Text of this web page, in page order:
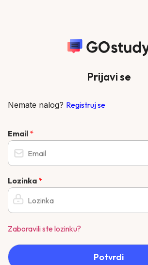
Prijavi se
Nemate nalog? Registruj se
Email *
Lozinka *
Zaboravili ste lozinku?
Potvrdi